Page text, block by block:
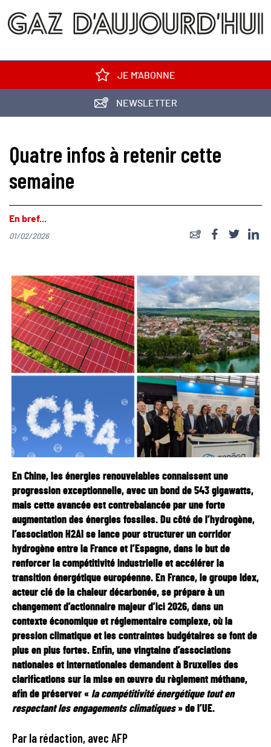
JE M'ABONNE
NEWSLETTER
Quatre infos à retenir cette
semaine
En bref...
01/02/2026
En Chine, les énergies renouvelables connaissent une
progression exceptionnelle, avec un bond de 543 gigawatts,
mais cette avancée est contrebalancée par une forte
augmentation des énergies fossiles. Du côté de l’hydrogène,
l’association H2AI se lance pour structurer un corridor
hydrogène entre la France et l’Espagne, dans le but de
renforcer la compétitivité industrielle et accélérer la
transition énergétique européenne. En France, le groupe Idex,
acteur clé de la chaleur décarbonée, se prépare à un
changement d’actionnaire majeur d’ici 2026, dans un
contexte économique et réglementaire complexe, où la
pression climatique et les contraintes budgétaires se font de
plus en plus fortes. Enfin, une vingtaine d’associations
nationales et internationales demandent à Bruxelles des
clarifications sur la mise en œuvre du règlement méthane,
afin de préserver « la compétitivité énergétique tout en
respectant les engagements climatiques» de l’UE.
Par la rédaction, avec AFP